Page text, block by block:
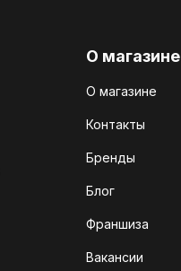
О магазине
О магазине
Контакты
Бренды
Блог
Франшиза
Вакансии